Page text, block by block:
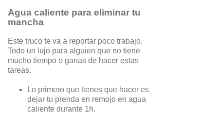
Agua caliente para eliminar tu
mancha
Este truco te va a reportar poco trabajo.
Todo un lujo para alguien que no tiene
mucho tiempo o ganas de hacer estas
tareas.
Lo primero que tienes que hacer es
dejar tu prenda en remojo en agua
caliente durante 1h.